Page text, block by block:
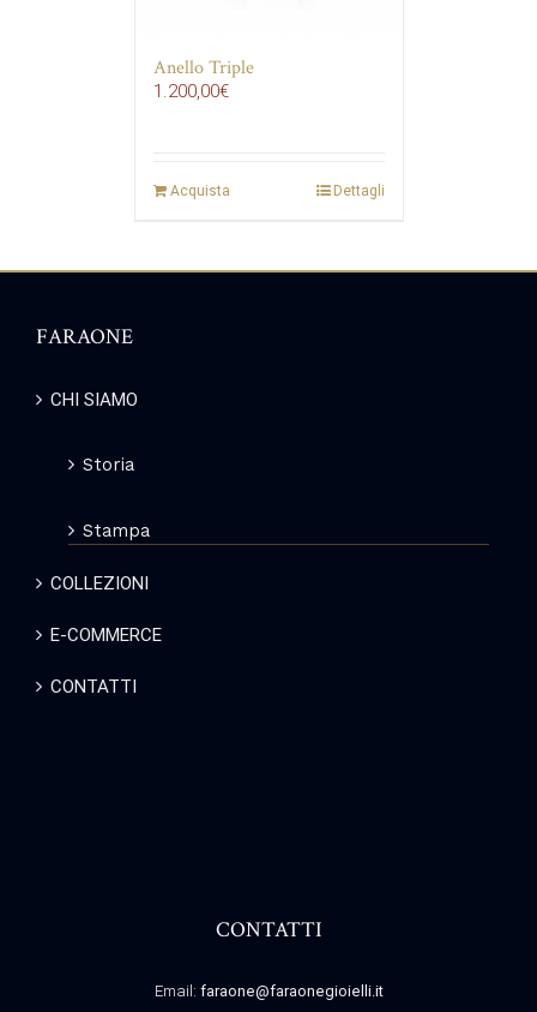
Anello Triple
1.200,00€
Acquista Dettagli
FARAONE
CHI SIAMO
Storia
Stampa
COLLEZIONI
E-COMMERCE
CONTATTI
CONTATTI
Email: faraone@faraonegioielli.it